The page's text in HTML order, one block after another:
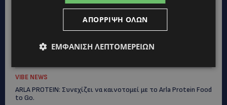
ΑΓΙΟΣ ΙΩΑΝΝΗΣ ΠΙΤΣΙΛΙΑΣ: Ξανανοίγει η πισίνα του χωριού –
Μια ανάσα δροσιάς για κατοίκους και επισκέπτες
ΕΛΕΝΑ ΠΑΠΑΔΟΠΟΥΛΟΥ: Από τη σκηνή στην Αντιπροεδρία του
VIBE NEWS
ARLA PROTEIN: Συνεχίζει να καινοτομεί με το Arla Protein Food
to Go.
ΑΠΌΡΡΙΨΗ ΌΛΩΝ
ΕΜΦΆΝΙΣΗ ΛΕΠΤΟΜΕΡΕΙΏΝ